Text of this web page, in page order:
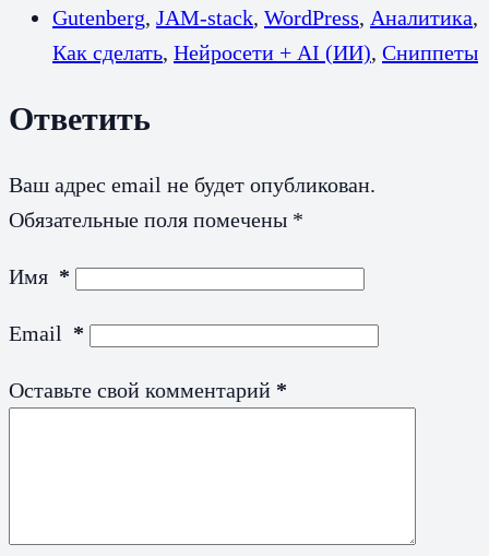
Gutenberg, JAM-stack, WordPress, Аналитика,
Как сделать, Нейросети + AI (ИИ), Сниппеты
Ответить
Ваш адрес email не будет опубликован.
Обязательные поля помечены *
Имя *
Email *
Оставьте свой комментарий *